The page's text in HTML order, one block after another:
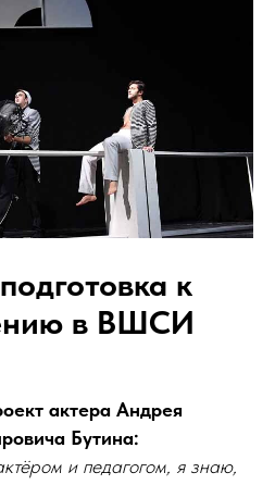
к
в ВШСИ
актера Андрея
Бутина:
и педагогом, я знаю,